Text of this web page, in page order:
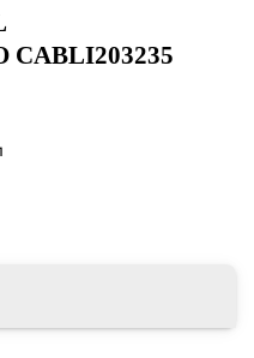
CABLI203235